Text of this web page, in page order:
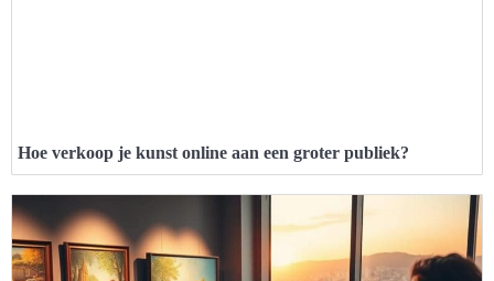
Hoe verkoop je kunst online aan een groter publiek?